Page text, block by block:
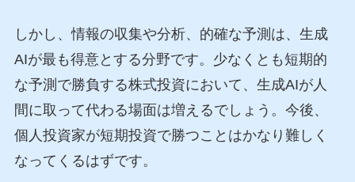
しかし、情報の収集や分析、的確な予測は、生成
AIが最も得意とする分野です。少なくとも短期的
な予測で勝負する株式投資において、生成AIが人
間に取って代わる場面は増えるでしょう。今後、
個人投資家が短期投資で勝つことはかなり難しく
なってくるはずです。